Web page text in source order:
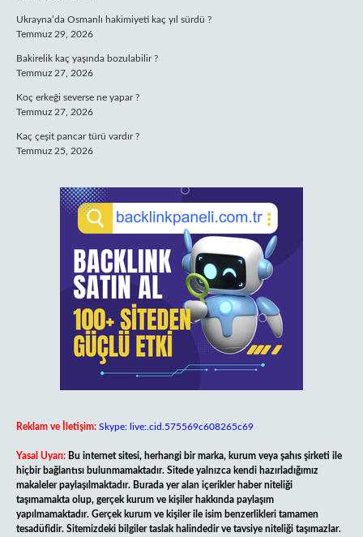
Ukrayna’da Osmanlı hakimiyeti kaç yıl sürdü ?
Temmuz 29, 2026
Bakirelik kaç yaşında bozulabilir ?
Temmuz 27, 2026
Koç erkeği severse ne yapar ?
Temmuz 27, 2026
Kaç çeşit pancar türü vardır ?
Temmuz 25, 2026
Reklam ve İletişim: Skype: live:.cid.575569c608265c69
Yasal Uyarı: Bu internet sitesi, herhangi bir marka, kurum veya şahıs şirketi ile
hiçbir bağlantısı bulunmamaktadır. Sitede yalnızca kendi hazırladığımız
makaleler paylaşılmaktadır. Burada yer alan içerikler haber niteliği
taşımamakta olup, gerçek kurum ve kişiler hakkında paylaşım
yapılmamaktadır. Gerçek kurum ve kişiler ile isim benzerlikleri tamamen
tesadüfidir. Sitemizdeki bilgiler taslak halindedir ve tavsiye niteliği taşımazlar.